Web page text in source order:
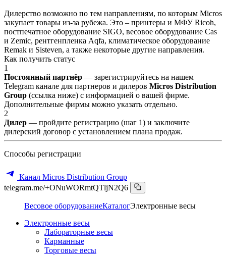
Дилерство возможно по тем направлениям, по которым Micros
закупает товары из-за рубежа. Это – принтеры и МФУ Ricoh,
постпечатное оборудование SIGO, весовое оборудование Cas
и Zemic, рентгенпленка Aqfa, климатическое оборудование
Remak и Sisteven, а также некоторые другие направления.
Как получить статус
1
Постоянный партнёр — зарегистрируйтесь на нашем
Telegram канале для партнеров и дилеров Micros Distribution
Group (ссылка ниже) с информацией о вашей фирме.
Дополнительные фирмы можно указать отдельно.
2
Дилер — пройдите регистрацию (шаг 1) и заключите
дилерский договор с установлением плана продаж.
Способы регистрации
Канал Micros Distribution Group
telegram.me/+ONuWORmtQTljN2Q6
Весовое оборудованиеКаталогЭлектронные весы
Электронные весы
Лабораторные весы
Карманные
Торговые весы